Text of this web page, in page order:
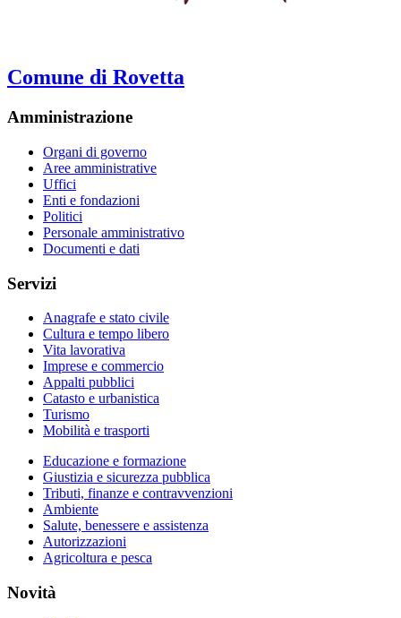
Comune di Rovetta
Amministrazione
Organi di governo
Aree amministrative
Uffici
Enti e fondazioni
Politici
Personale amministrativo
Documenti e dati
Servizi
Anagrafe e stato civile
Cultura e tempo libero
Vita lavorativa
Imprese e commercio
Appalti pubblici
Catasto e urbanistica
Turismo
Mobilità e trasporti
Educazione e formazione
Giustizia e sicurezza pubblica
Tributi, finanze e contravvenzioni
Ambiente
Salute, benessere e assistenza
Autorizzazioni
Agricoltura e pesca
Novità